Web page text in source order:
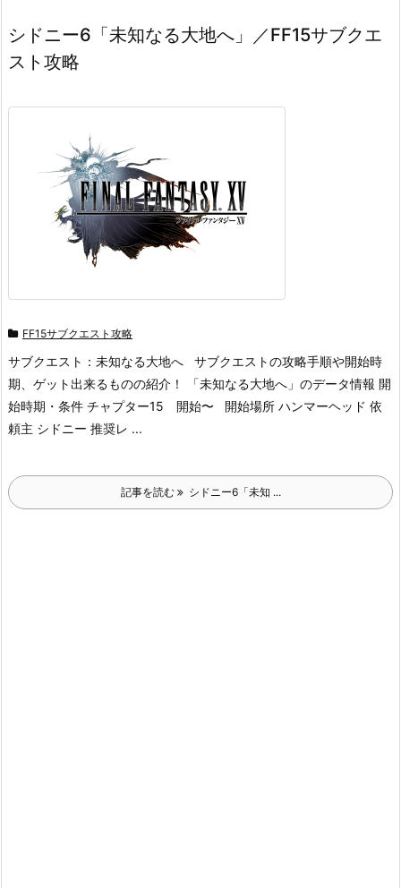
シドニー6「未知なる大地へ」／FF15サブクエ
スト攻略
FF15サブクエスト攻略
サブクエスト：未知なる大地へ サブクエストの攻略手順や開始時
期、ゲット出来るものの紹介！ 「未知なる大地へ」のデータ情報 開
始時期・条件 チャプター15 開始〜 開始場所 ハンマーヘッド 依
頼主 シドニー 推奨レ ...
記事を読む シドニー6「未知 ...